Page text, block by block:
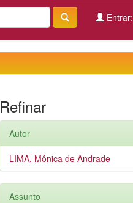
Entrar:
Refinar
Autor
LIMA, Mônica de Andrade
Assunto